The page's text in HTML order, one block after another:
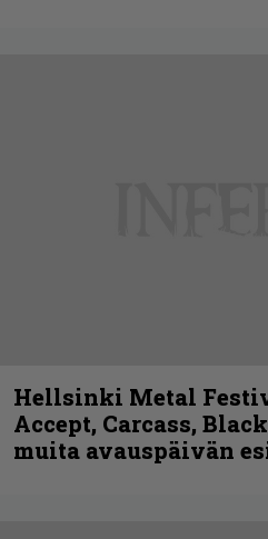
Hellsinki Metal
Accept, Carcass,
muita avauspäivän